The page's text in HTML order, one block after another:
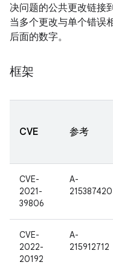
决问题的公共更改链接
当多个更改与单个错误
后面的数字。
框架
CVE 参考
CVE-
2021-
39806
A-
215387420
CVE-
2022-
20192
A-
215912712